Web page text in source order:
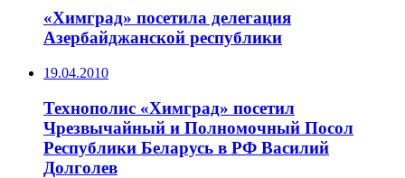
«Химград» посетила делегация
Азербайджанской республики
19.04.2010
Технополис «Химград» посетил
Чрезвычайный и Полномочный Посол
Республики Беларусь в РФ Василий
Долголев